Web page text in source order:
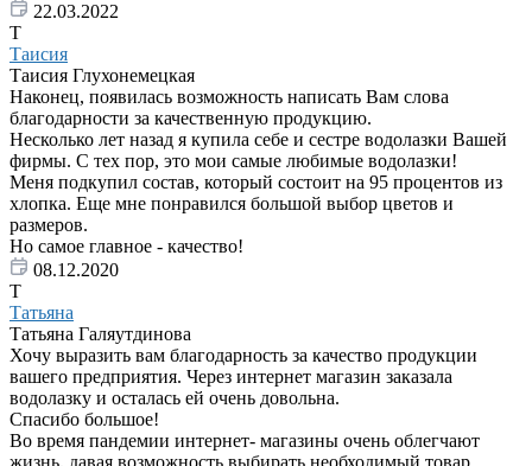
22.03.2022
Т
Таисия
Таисия Глухонемецкая
Наконец, появилась возможность написать Вам слова
благодарности за качественную продукцию.
Несколько лет назад я купила себе и сестре водолазки Вашей
фирмы. С тех пор, это мои самые любимые водолазки!
Меня подкупил состав, который состоит на 95 процентов из
хлопка. Еще мне понравился большой выбор цветов и
размеров.
Но самое главное - качество!
08.12.2020
Т
Татьяна
Татьяна Галяутдинова
Хочу выразить вам благодарность за качество продукции
вашего предприятия. Через интернет магазин заказала
водолазку и осталась ей очень довольна.
Спасибо большое!
Во время пандемии интернет- магазины очень облегчают